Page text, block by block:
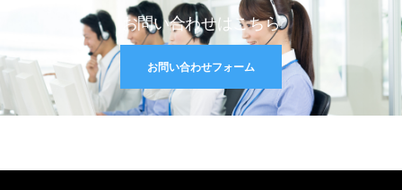
お問い合わせはこちら
お問い合わせフォーム